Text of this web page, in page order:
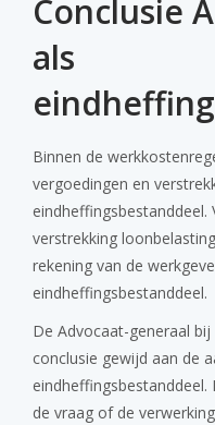
Conclusie
als
Binnen de
vergoedingen en
verstrekking
rekening van de
eindheffingsbestanddeel.
De Advocaat-generaal
conclusie gewijd aan de
eindheffingsbestanddeel.
de vraag of de